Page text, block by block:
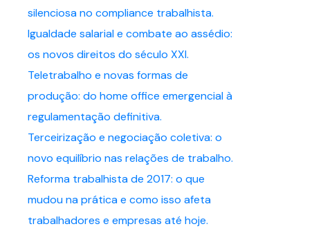
silenciosa no compliance trabalhista.
Igualdade salarial e combate ao assédio:
os novos direitos do século XXI.
Teletrabalho e novas formas de
produção: do home office emergencial à
regulamentação definitiva.
Terceirização e negociação coletiva: o
novo equilíbrio nas relações de trabalho.
Reforma trabalhista de 2017: o que
mudou na prática e como isso afeta
trabalhadores e empresas até hoje.